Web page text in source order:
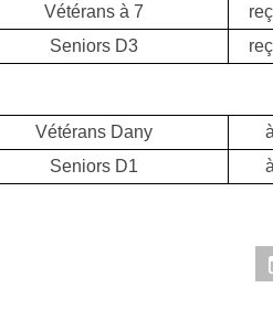
Vétérans à 7
Seniors D3
Vétérans Dany à
Seniors D1 à